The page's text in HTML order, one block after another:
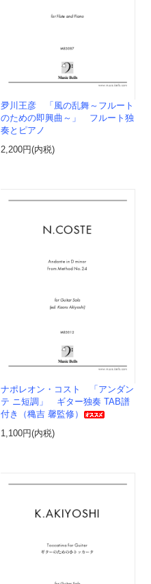
夛川王彦 「風の乱舞～フルート
のための即興曲～」 フルート独
奏とピアノ
2,200円(内税)
ナポレオン・コスト 「アンダン
テ ニ短調」 ギター独奏 TAB譜
付き（穐吉 馨監修）
1,100円(内税)